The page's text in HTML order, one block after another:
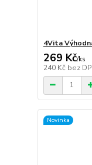
4Vita
269 Kč/ks
240 Kč bez
Novinka